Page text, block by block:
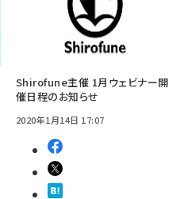
Shirofune主催 1月ウェビナー開
催日程のお知らせ
2020年1月14日 17:07